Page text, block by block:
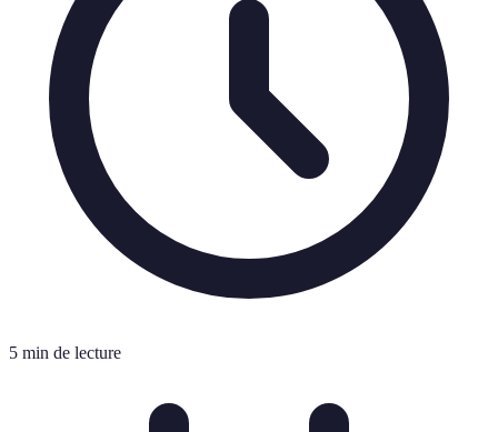
5 min de lecture